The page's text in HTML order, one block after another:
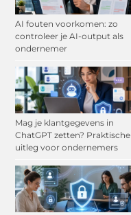
AI fouten voorkomen: zo
controleer je AI-output als
ondernemer
Mag je klantgegevens in
ChatGPT zetten? Praktische
uitleg voor ondernemers